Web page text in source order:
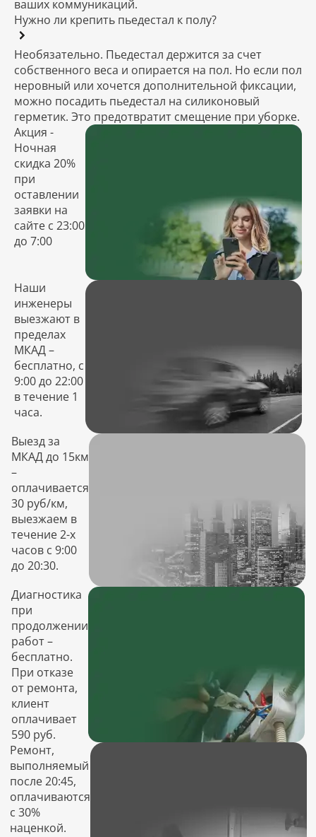
ваших коммуникаций.
Нужно ли крепить пьедестал к полу?
Необязательно. Пьедестал держится за счет
собственного веса и опирается на пол. Но если пол
неровный или хочется дополнительной фиксации,
можно посадить пьедестал на силиконовый
герметик. Это предотвратит смещение при уборке.
Акция -
Ночная
скидка 20%
при
оставлении
заявки на
сайте с 23:00
до 7:00
Наши
инженеры
выезжают в
пределах
МКАД –
бесплатно, с
9:00 до 22:00
в течение 1
часа.
Выезд за
МКАД до 15км
–
оплачивается
30 руб/км,
выезжаем в
течение 2-х
часов с 9:00
до 20:30.
Диагностика
при
продолжении
работ –
бесплатно.
При отказе
от ремонта,
клиент
оплачивает
590 руб.
Ремонт,
выполняемый
после 20:45,
оплачиваются
с 30%
наценкой.